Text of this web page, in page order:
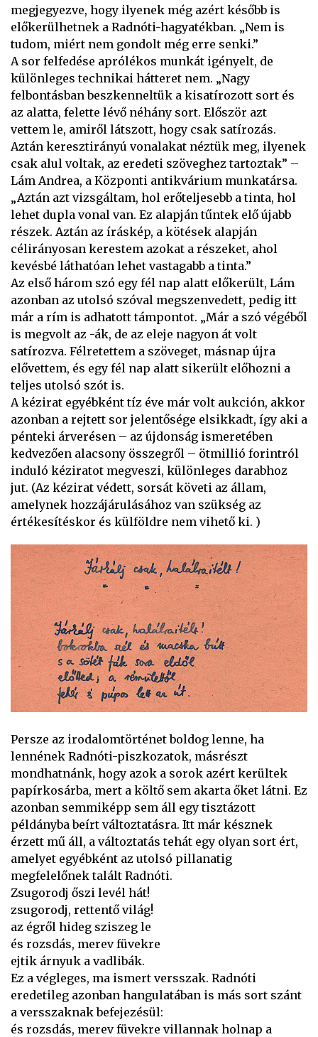
megjegyezve, hogy ilyenek még azért később is
előkerülhetnek a Radnóti-hagyatékban. „Nem is
tudom, miért nem gondolt még erre senki.”
A sor felfedése aprólékos munkát igényelt, de
különleges technikai hátteret nem. „Nagy
felbontásban beszkenneltük a kisatírozott sort és
az alatta, felette lévő néhány sort. Először azt
vettem le, amiről látszott, hogy csak satírozás.
Aztán keresztirányú vonalakat néztük meg, ilyenek
csak alul voltak, az eredeti szöveghez tartoztak” –
Lám Andrea, a Központi antikvárium munkatársa.
„Aztán azt vizsgáltam, hol erőteljesebb a tinta, hol
lehet dupla vonal van. Ez alapján tűntek elő újabb
részek. Aztán az íráskép, a kötések alapján
célirányosan kerestem azokat a részeket, ahol
kevésbé láthatóan lehet vastagabb a tinta.”
Az első három szó egy fél nap alatt előkerült, Lám
azonban az utolsó szóval megszenvedett, pedig itt
már a rím is adhatott támpontot. „Már a szó végéből
is megvolt az -ák, de az eleje nagyon át volt
satírozva. Félretettem a szöveget, másnap újra
elővettem, és egy fél nap alatt sikerült előhozni a
teljes utolsó szót is.
A kézirat egyébként tíz éve már volt aukción, akkor
azonban a rejtett sor jelentősége elsikkadt, így aki a
pénteki árverésen – az újdonság ismeretében
kedvezően alacsony összegről – ötmillió forintról
induló kéziratot megveszi, különleges darabhoz
jut. (Az kézirat védett, sorsát követi az állam,
amelynek hozzájárulásához van szükség az
értékesítéskor és külföldre nem vihető ki. )
Persze az irodalomtörténet boldog lenne, ha
lennének Radnóti-piszkozatok, másrészt
mondhatnánk, hogy azok a sorok azért kerültek
papírkosárba, mert a költő sem akarta őket látni. Ez
azonban semmiképp sem áll egy tisztázott
példányba beírt változtatásra. Itt már késznek
érzett mű áll, a változtatás tehát egy olyan sort ért,
amelyet egyébként az utolsó pillanatig
megfelelőnek talált Radnóti.
Zsugorodj őszi levél hát!
zsugorodj, rettentő világ!
az égről hideg sziszeg le
és rozsdás, merev füvekre
ejtik árnyuk a vadlibák.
Ez a végleges, ma ismert versszak. Radnóti
eredetileg azonban hangulatában is más sort szánt
a versszaknak befejezésül:
és rozsdás, merev füvekre villannak holnap a